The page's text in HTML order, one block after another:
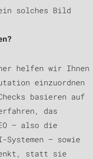
solches Bild
helfen wir Ihnen
einzuordnen
basieren auf
das
– also die
– sowie
statt sie